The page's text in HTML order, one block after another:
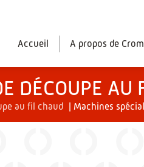
Accueil A propos de
DÉCOUPE AU
au fil chaud | Machines